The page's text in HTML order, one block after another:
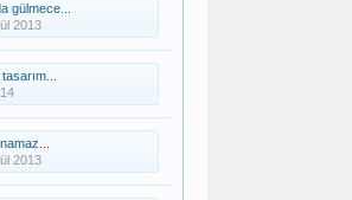
gülmece...
2013
2013